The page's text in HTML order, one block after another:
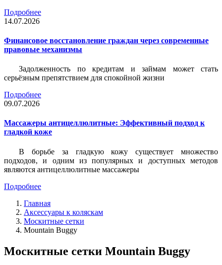
Подробнее
14.07.2026
Финансовое восстановление граждан через современные
правовые механизмы
Задолженность по кредитам и займам может стать
серьёзным препятствием для спокойной жизни
Подробнее
09.07.2026
Массажеры антицеллюлитные: Эффективный подход к
гладкой коже
В борьбе за гладкую кожу существует множество
подходов, и одним из популярных и доступных методов
являются антицеллюлитные массажеры
Подробнее
Главная
Аксессуары к коляскам
Москитные сетки
Mountain Buggy
Москитные сетки Mountain Buggy